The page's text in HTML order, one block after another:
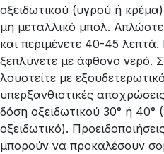
οξειδωτικού (υγρού ή
μη μεταλλικό μπολ.
και περιμένετε 40-45
ξεπλύνετε με άφθονο νερό.
λουστείτε με
υπερξανθιστικές
δόση οξειδωτικού 30° ή
οξειδωτικό).
μπορούν να προκαλέσουν